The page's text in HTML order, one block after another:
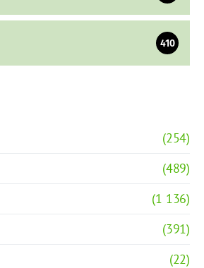
410
(254)
(489)
(1 136)
(391)
(22)